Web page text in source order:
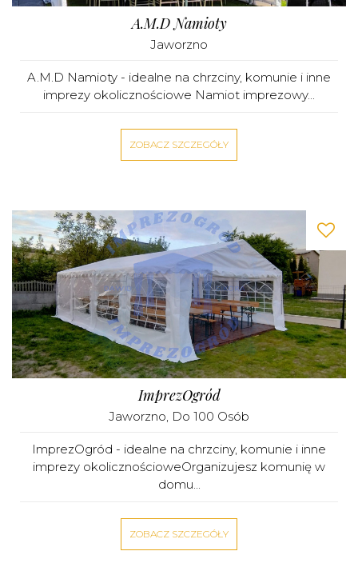
A.M.D Namioty
Jaworzno
A.M.D Namioty - idealne na chrzciny, komunie i inne
imprezy okolicznościowe Namiot imprezowy...
ZOBACZ SZCZEGÓŁY
ImprezOgród
Jaworzno, Do 100 Osób
ImprezOgród - idealne na chrzciny, komunie i inne
imprezy okolicznościoweOrganizujesz komunię w
domu...
ZOBACZ SZCZEGÓŁY